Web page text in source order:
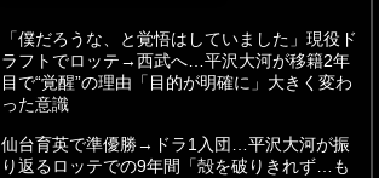
「僕だろうな、と覚悟はしていました」現役ド
ラフトでロッテ→西武へ…平沢大河が移籍2年
目で“覚醒”の理由「目的が明確に」大きく変わ
った意識
仙台育英で準優勝→ドラ1入団…平沢大河が振
り返るロッテでの9年間「殻を破りきれず…も